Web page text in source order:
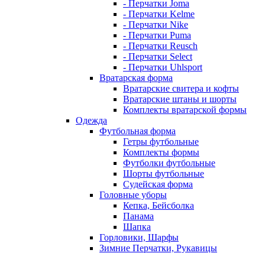
- Перчатки Joma
- Перчатки Kelme
- Перчатки Nike
- Перчатки Puma
- Перчатки Reusch
- Перчатки Select
- Перчатки Uhlsport
Вратарская форма
Вратарские свитера и кофты
Вратарские штаны и шорты
Комплекты вратарской формы
Одежда
Футбольная форма
Гетры футбольные
Комплекты формы
Футболки футбольные
Шорты футбольные
Судейская форма
Головные уборы
Кепка, Бейсболка
Панама
Шапка
Горловики, Шарфы
Зимние Перчатки, Рукавицы